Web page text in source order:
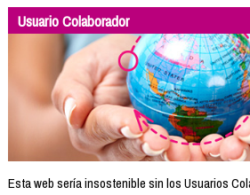
Usuario Colaborador
Esta web sería insostenible sin los Usuarios